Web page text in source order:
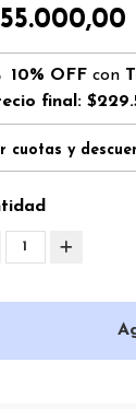
10% OFFcon
final:
cuotas y
1